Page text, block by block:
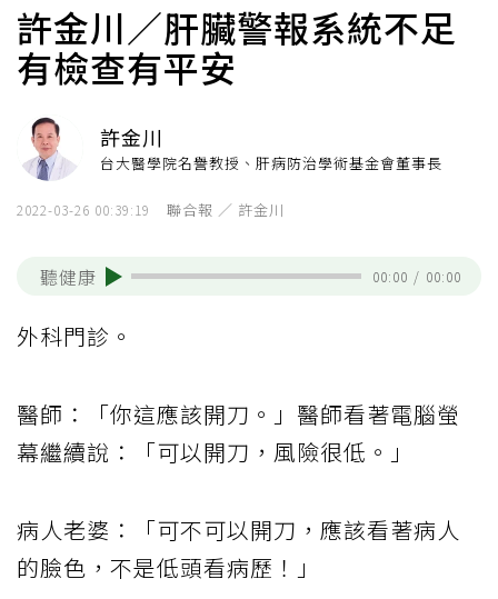
許金川／肝臟警報系統不足
有檢查有平安
許金川
台大醫學院名譽教授、肝病防治學術基金會董事長
2022-03-26 00:39:19 聯合報 ／ 許金川
聽健康 00:00 / 00:00
外科門診。
醫師：「你這應該開刀。」醫師看著電腦螢
幕繼續說：「可以開刀，風險很低。」
病人老婆：「可不可以開刀，應該看著病人
的臉色，不是低頭看病歷！」